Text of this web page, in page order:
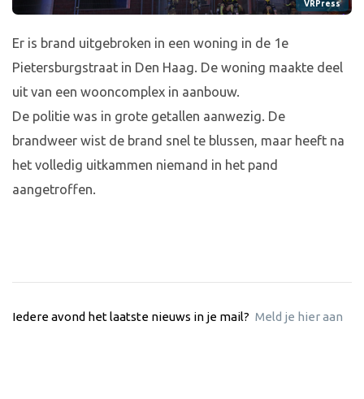
VRPress
Er is brand uitgebroken in een woning in de 1e
Pietersburgstraat in Den Haag. De woning maakte deel
uit van een wooncomplex in aanbouw.
De politie was in grote getallen aanwezig. De
brandweer wist de brand snel te blussen, maar heeft na
het volledig uitkammen niemand in het pand
aangetroffen.
Iedere avond het laatste nieuws in je mail? Meld je hier aan